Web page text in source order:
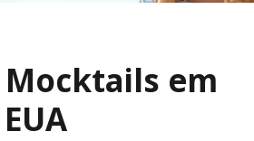
Mocktails em